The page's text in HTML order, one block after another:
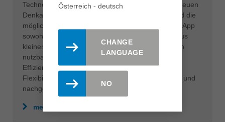
Technologien und technischer Anwendungen mit neuen
Denkansätzen. Vor allem der digitale Workflow und die
möglichen Vorteile von Industrie 4.0 sollen mit der App
sowohl für Industriekunden als auch für Kunden aus
kleinen und mittelständischen Handwerksbetrieben
nutzbar gemacht werden. Dadurch entsteht mehr
Effizienz und Produktivität in der Fertigung sowie
Flexibilität, Transparenz und Nachhaltigkeit in vor- und
nachgelagerten Prozessen.
mehr erfahren
Österreich - deutsch
CHANGE
LANGUAGE
NO